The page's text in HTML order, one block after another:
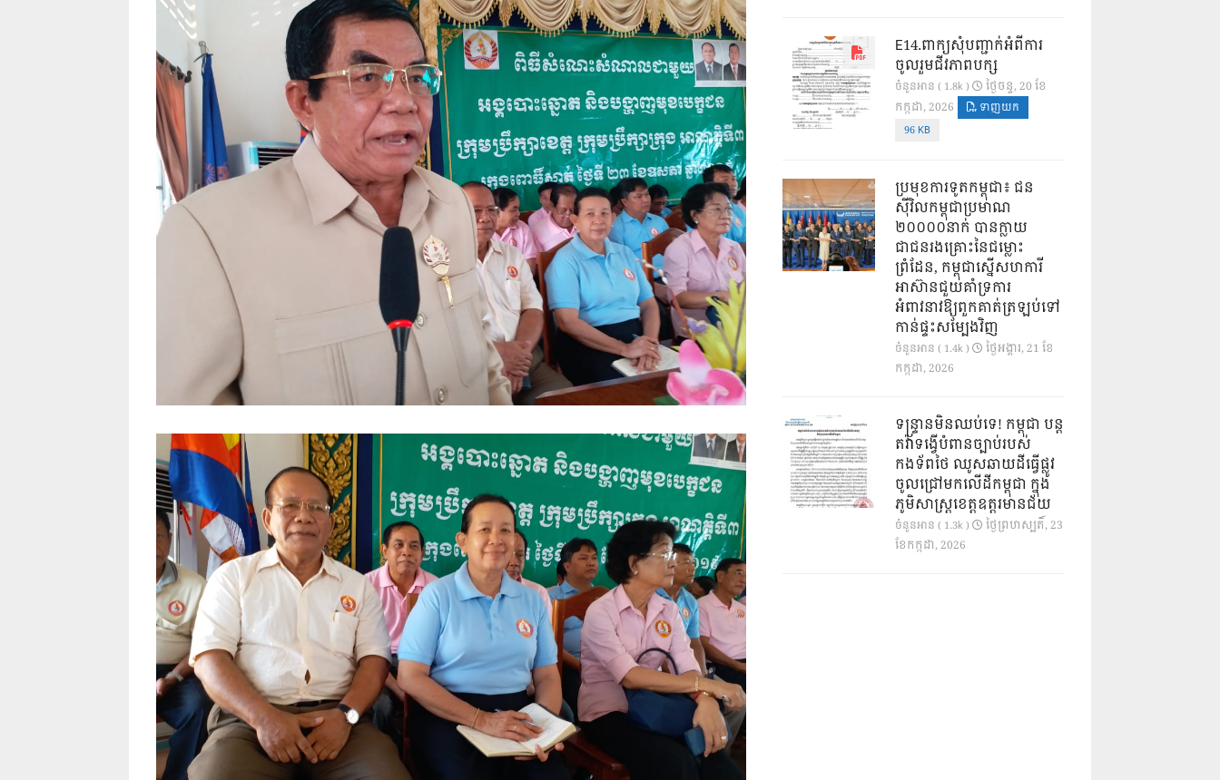
E14.ពាក្យសុំបញ្ជាក់អំពីការ
ចូលរួមជីវភាពបក្ស
ចំនួនអាន ( 1.8k )
ថ្ងៃ​ចន្ទ, 20 ខែ​
កក្កដា, 2026
ទាញយក
96 KB
ប្រមុខការទូតកម្ពុជា៖ ជន
ស៊ីវិលកម្ពុជាប្រមាណ
២០០០០នាក់ បានក្លាយ
ជាជនរងគ្រោះនៃជម្លោះ
ព្រំដែន, កម្ពុជាស្នើសហការី
អាស៊ានជួយគាំទ្រការ
អំពាវនាវឱ្យពួកគាត់ត្រឡប់ទៅ
កាន់ផ្ទះសម្បែងវិញ
ចំនួនអាន ( 1.4k )
ថ្ងៃ​អង្គារ, 21 ខែ​
កក្កដា, 2026
ទន្ទ្រានមិនឈប់ទេ! កម្ពុជា បន្ត
តវ៉ាទង្វើបំពានច្បាប់របស់
កងទ័ពថៃ ឈូសឆាយដីធ្វើផ្លូវ
ចូលជ្រៅមកលើដីកម្ពុជា ក្នុង
ភូមិសាស្ត្រខេត្តឧត្តរមានជ័យ
ចំនួនអាន ( 1.3k )
ថ្ងៃ​ព្រហស្បតិ៍, 23
ខែ​កក្កដា, 2026